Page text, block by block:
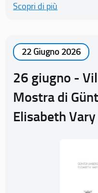
Scopri di più
22 Giugno 2026
26 giugno -
Mostra di
Elisabeth Vary